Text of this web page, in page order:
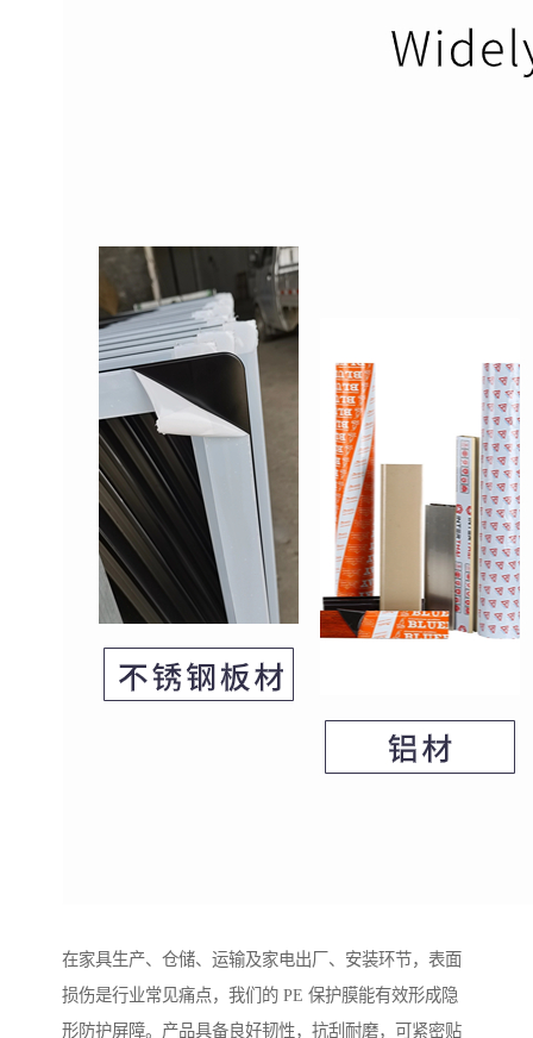
在家具生产、仓储、运输及家电出厂、安装环节，表面
损伤是行业常见痛点，我们的 PE 保护膜能有效形成隐
形防护屏障。产品具备良好韧性，抗刮耐磨，可紧密贴